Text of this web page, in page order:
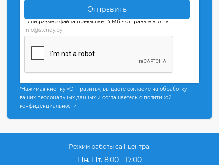
Отправить
Если размер файла превышает 5 Мб - отправьте его на
info@stendy.by
*Нажимая кнопку «Отправить», вы даете согласие на обработку
ваших персональных данных и соглашаетесь с политикой
конфиденциальности
Режим работы call-центра:
Пн.-Пт. 8:00 - 17:00